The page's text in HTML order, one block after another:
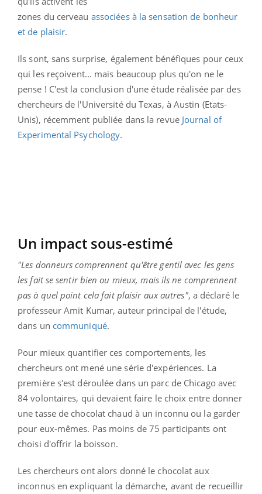
zones du cerveau associées à la sensation de bonheur
et de plaisir.
Ils sont, sans surprise, également bénéfiques pour ceux
qui les reçoivent... mais beaucoup plus qu'on ne le
pense ! C'est la conclusion d'une étude réalisée par des
chercheurs de l'Université du Texas, à Austin (Etats-
Unis), récemment publiée dans la revue Journal of
Experimental Psychology.
Un impact sous-estimé
"Les donneurs comprennent qu'être gentil avec les gens
les fait se sentir bien ou mieux, mais ils ne comprennent
pas à quel point cela fait plaisir aux autres", a déclaré le
professeur Amit Kumar, auteur principal de l'étude,
dans un communiqué.
Pour mieux quantifier ces comportements, les
chercheurs ont mené une série d'expériences. La
première s'est déroulée dans un parc de Chicago avec
84 volontaires, qui devaient faire le choix entre donner
une tasse de chocolat chaud à un inconnu ou la garder
pour eux-mêmes. Pas moins de 75 participants ont
choisi d'offrir la boisson.
Les chercheurs ont alors donné le chocolat aux
inconnus en expliquant la démarche, avant de recueillir